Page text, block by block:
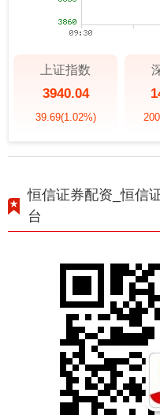
上证指数
3940.04
39.69(1.02%)
恒信证券配资_恒信
台